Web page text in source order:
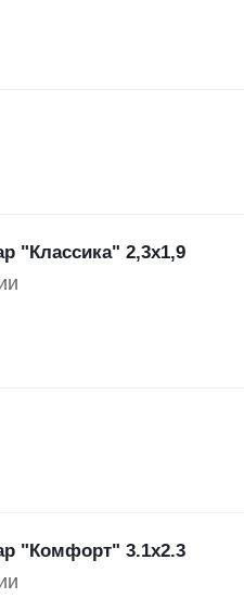
"Классика" 2,3х1,9
"Комфорт" 3.1х2.3